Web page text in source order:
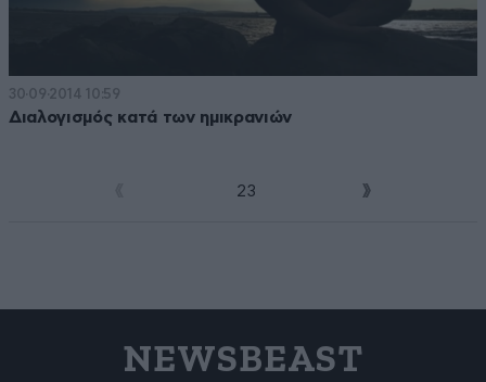
30·09·2014 10:59
Διαλογισμός κατά των ημικρανιών
23
NEWSBEAST